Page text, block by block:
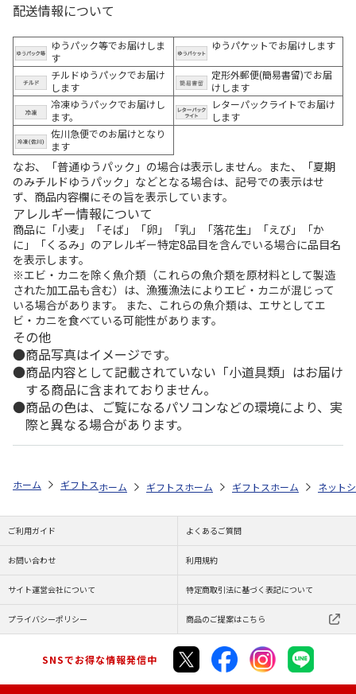
配送情報について
ゆうパック等でお届けしま
す
ゆうパケットでお届けします
チルドゆうパックでお届け
します
定形外郵便(簡易書留)でお届
けします
冷凍ゆうパックでお届けし
ます。
レターパックライトでお届け
します
佐川急便でのお届けとなり
ます
なお、「普通ゆうパック」の場合は表示しません。また、「夏期
のみチルドゆうパック」などとなる場合は、記号での表示はせ
ず、商品内容欄にその旨を表示しています。
アレルギー情報について
商品に「小麦」「そば」「卵」「乳」「落花生」「えび」「か
に」「くるみ」のアレルギー特定8品目を含んでいる場合に品目名
を表示します。
※エビ・カニを除く魚介類（これらの魚介類を原材料として製造
された加工品も含む）は、漁獲漁法によりエビ・カニが混じって
いる場合があります。 また、これらの魚介類は、エサとしてエ
ビ・カニを食べている可能性があります。
その他
商品写真はイメージです。
商品内容として記載されていない「小道具類」はお届け
する商品に含まれておりません。
商品の色は、ご覧になるパソコンなどの環境により、実
際と異なる場合があります。
ホーム ギフトストア お中元・夏ギフト特集 2026 おすすめ ご当地
ホーム ギフトストア お中元・夏ギフト特集 2026
ホーム ギフトストア お中元・
ホーム ネット
ご利用ガイド よくあるご質問
お問い合わせ 利用規約
サイト運営会社について 特定商取引法に基づく表記について
プライバシーポリシー 商品のご提案はこちら
SNSでお得な情報発信中